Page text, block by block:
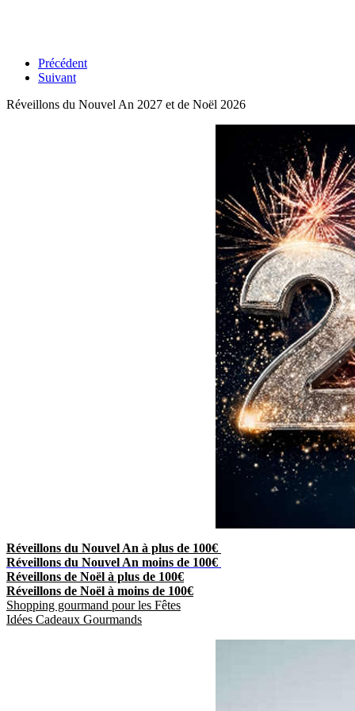
Précédent
Suivant
Réveillons du Nouvel An 2027 et de Noël 2026
Réveillons du Nouvel An à plus de 100€
Réveillons du Nouvel An moins de 100€
Réveillons de Noël à plus de 100€
Réveillons de Noël à moins de 100€
Shopping gourmand pour les Fêtes
Idées Cadeaux Gourmands